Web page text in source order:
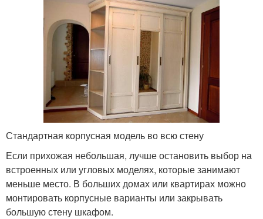
Стандартная корпусная модель во всю стену
Если прихожая небольшая, лучше остановить выбор на
встроенных или угловых моделях, которые занимают
меньше место. В больших домах или квартирах можно
монтировать корпусные варианты или закрывать
большую стену шкафом.